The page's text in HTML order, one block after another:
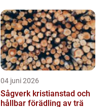
04 juni 2026
Sågverk kristianstad och
hållbar förädling av trä